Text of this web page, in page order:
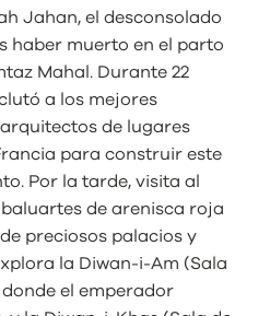
Jahan, el desconsolado
haber muerto en el parto
Mahal. Durante 22
a los mejores
de lugares
para construir este
Por la tarde, visita al
de arenisca roja
preciosos palacios y
la Diwan-i-Am (Sala
el emperador